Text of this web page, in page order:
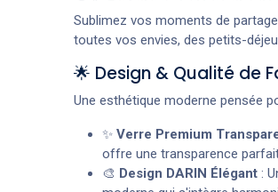
Sublimez vos moments de
toutes vos envies, des petits-
🌟 Design & Qualité de
Une esthétique moderne pensée
✨ Verre Premium
offre une transparence
🎨 Design DARIN Élégant: